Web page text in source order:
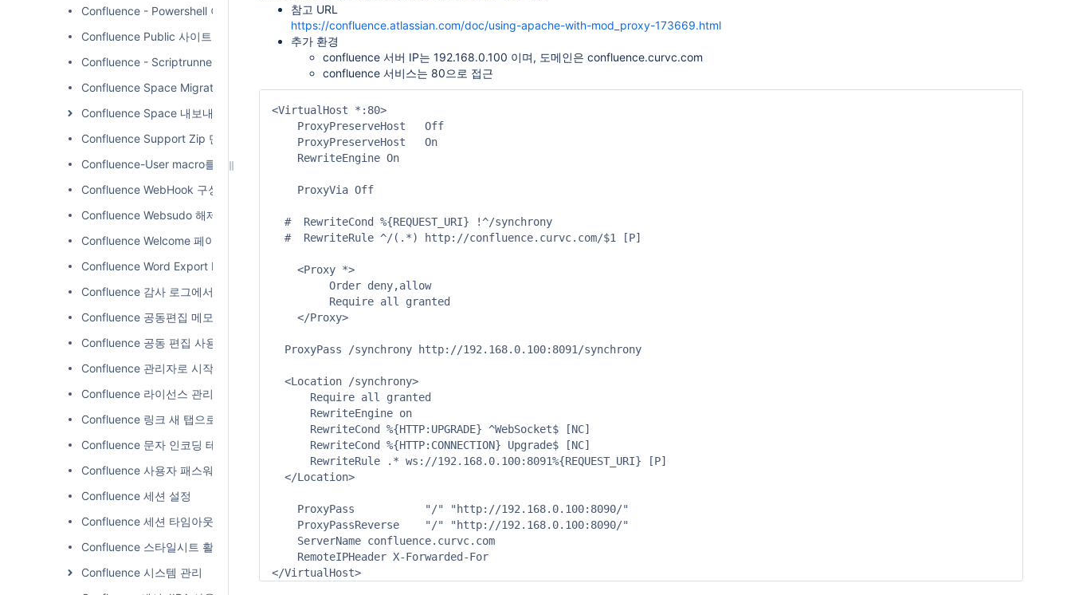
Confluence - Powershell 이용하여 Excel로 사용자 생성 및 그룹 추가
Confluence Public 사이트 만들기
Confluence - Scriptrunner 이용하여 모든 공간 특정 권한 제거하기
Confluence Space Migration 하기
Confluence Space 내보내기/가져오기
Confluence Support Zip 만들기
Confluence-User macro를 이용하여 공간 별로 페이지 생성자 리스트 테이블 만들기
Confluence WebHook 구성
Confluence Websudo 해제하기
Confluence Welcome 페이지에서 다른 페이지로 Redirect
Confluence Word Export Disable 가이드
Confluence 감사 로그에서 사용자 활동 내역 확인하기
Confluence 공동편집 메모리 늘리기
Confluence 공동 편집 사용자 제한
Confluence 관리자로 시작하기
Confluence 라이선스 관리
Confluence 링크 새 탭으로 열기
Confluence 문자 인코딩 테스트
Confluence 사용자 패스워드 변경
Confluence 세션 설정
Confluence 세션 타임아웃(Session Timeout) 설정
Confluence 스타일시트 활용하여 페이지 편집
Confluence 시스템 관리
참고 URL
https://confluence.atlassian.com/doc/using-apache-with-mod_proxy-173669.html
추가 환경
confluence 서버 IP는 192.168.0.100 이며, 도메인은 confluence.curvc.com
confluence 서비스는 80으로 접근
<VirtualHost *:80>
    ProxyPreserveHost   Off
    ProxyPreserveHost   On
    RewriteEngine On
    ProxyVia Off
  #  RewriteCond %{REQUEST_URI} !^/synchrony
  #  RewriteRule ^/(.*) http://confluence.curvc.com/$1 [P]
    <Proxy *>
         Order deny,allow
         Require all granted
    </Proxy>
  ProxyPass /synchrony http://192.168.0.100:8091/synchrony
  <Location /synchrony>
      Require all granted
      RewriteEngine on
      RewriteCond %{HTTP:UPGRADE} ^WebSocket$ [NC]
      RewriteCond %{HTTP:CONNECTION} Upgrade$ [NC]
      RewriteRule .* ws://192.168.0.100:8091%{REQUEST_URI} [P]
  </Location>
    ProxyPass           "/" "http://192.168.0.100:8090/"
    ProxyPassReverse    "/" "http://192.168.0.100:8090/"
    ServerName confluence.curvc.com
    RemoteIPHeader X-Forwarded-For
</VirtualHost>